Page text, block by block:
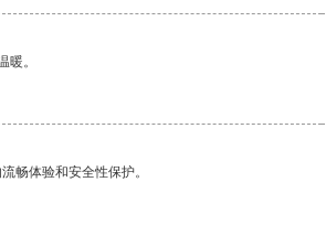
暖。
畅体验和安全性保护。